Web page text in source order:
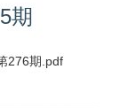
期
276期.pdf